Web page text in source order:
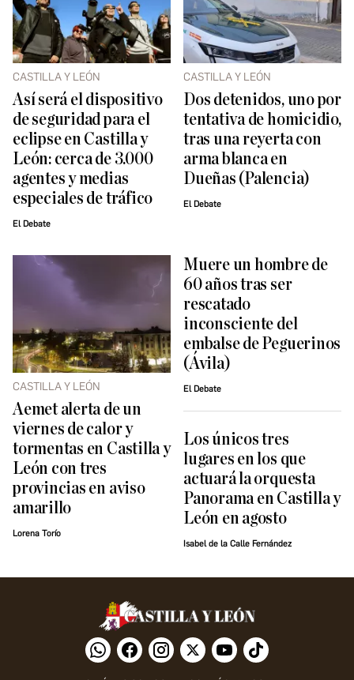
CASTILLA Y LEÓN
Así será el dispositivo
de seguridad para el
eclipse en Castilla y
León: cerca de 3.000
agentes y medias
especiales de tráfico
El Debate
CASTILLA Y LEÓN
Dos detenidos, uno por
tentativa de homicidio,
tras una reyerta con
arma blanca en
Dueñas (Palencia)
El Debate
CASTILLA Y LEÓN
Aemet alerta de un
viernes de calor y
tormentas en Castilla y
León con tres
provincias en aviso
amarillo
Lorena Torío
Muere un hombre de
60 años tras ser
rescatado
inconsciente del
embalse de Peguerinos
(Ávila)
El Debate
Los únicos tres
lugares en los que
actuará la orquesta
Panorama en Castilla y
León en agosto
Isabel de la Calle Fernández